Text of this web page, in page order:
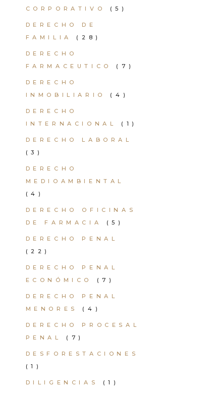
CORPORATIVO
(5)
DERECHO DE
FAMILIA
(28)
DERECHO
FARMACEUTICO
(7)
DERECHO
INMOBILIARIO
(4)
DERECHO
INTERNACIONAL
(1)
DERECHO LABORAL
(3)
DERECHO
MEDIOAMBIENTAL
(4)
DERECHO OFICINAS
DE FARMACIA
(5)
DERECHO PENAL
(22)
DERECHO PENAL
ECONÓMICO
(7)
DERECHO PENAL
MENORES
(4)
DERECHO PROCESAL
PENAL
(7)
DESFORESTACIONES
(1)
DILIGENCIAS (1)